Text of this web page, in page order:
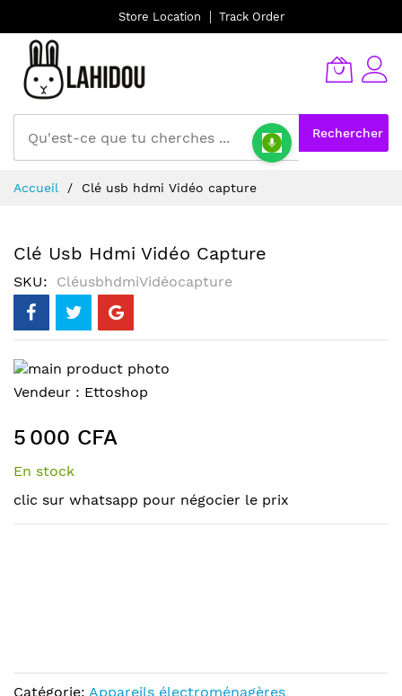
Store Location Track Order
Rechercher
au
Accueil Clé usb hdmi Vidéo capture
Clé Usb Hdmi Vidéo Capture
SKU CléusbhdmiVidéocapture
Skip
to
end
of
the
gallery
Skip
the
beginning
of
images
gallery
Vendeur : Ettoshop
5 000 CFA
En stock
clic sur whatsapp pour négocier le prix
Catégorie: Appareils électroménagères